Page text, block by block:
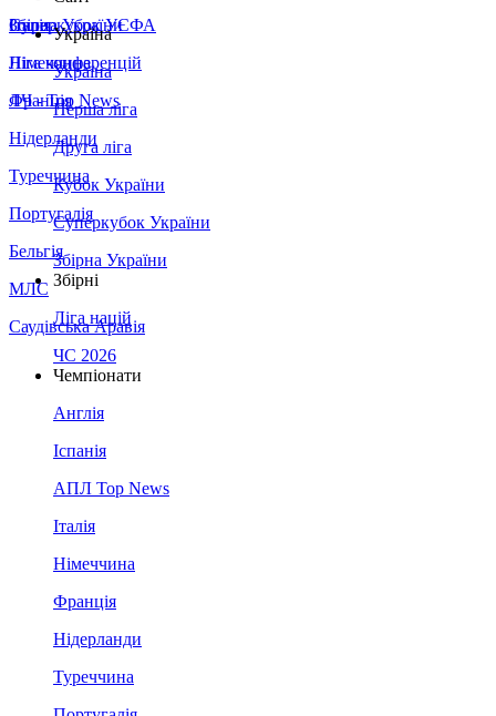
Збірна України
Італія
Німеччина
Франція
Нідерланди
Туреччина
Португалія
Бельгія
МЛС
Саудівська Аравія
Суперкубок УЄФА
Ліга конференцій
ЛЧ - Top News
Україна
Україна
Перша ліга
Друга ліга
Кубок України
Суперкубок України
Збірна України
Збірні
Ліга націй
ЧС 2026
Чемпіонати
Англія
Іспанія
АПЛ Top News
Італія
Німеччина
Франція
Нідерланди
Туреччина